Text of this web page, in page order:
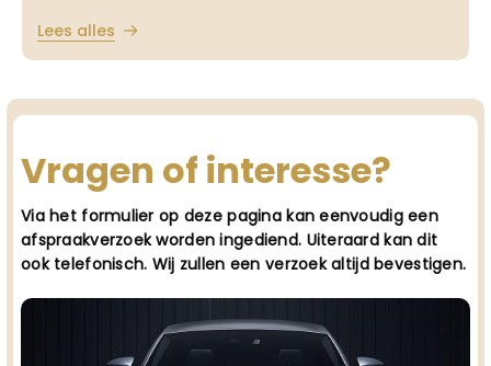
Lees alles
Vragen of interesse?
Via het formulier op deze pagina kan eenvoudig een
afspraakverzoek worden ingediend. Uiteraard kan dit
ook telefonisch. Wij zullen een verzoek altijd bevestigen.